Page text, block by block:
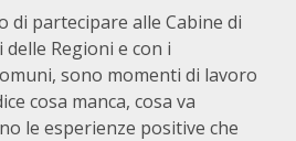
di partecipare alle Cabine di
Regioni e con i
sono momenti di lavoro
cosa manca, cosa va
le esperienze positive che